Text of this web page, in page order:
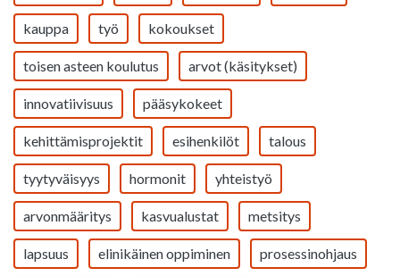
kauppa työ kokoukset
toisen asteen koulutus arvot (käsitykset)
innovatiivisuus pääsykokeet
kehittämisprojektit esihenkilöt talous
tyytyväisyys hormonit yhteistyö
arvonmääritys kasvualustat metsitys
lapsuus elinikäinen oppiminen prosessinohjaus